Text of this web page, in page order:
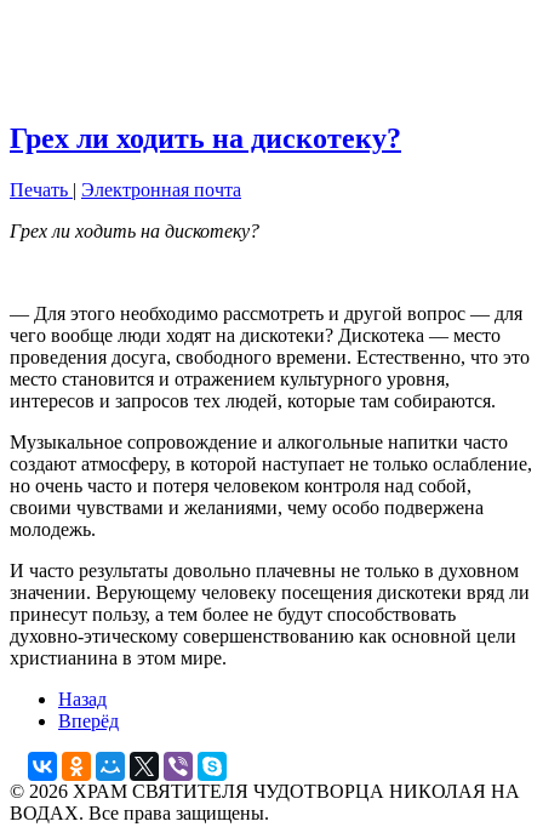
Грех ли ходить на дискотеку?
Печать | Электронная почта
Грех ли ходить на дискотеку?
— Для этого необходимо рассмотреть и другой вопрос — для
чего вообще люди ходят на дискотеки? Дискотека — место
проведения досуга, свободного времени. Естественно, что это
место становится и отражением культурного уровня,
интересов и запросов тех людей, которые там собираются.
Музыкальное сопровождение и алкогольные напитки часто
создают атмосферу, в которой наступает не только ослабление,
но очень часто и потеря человеком контроля над собой,
своими чувствами и желаниями, чему особо подвержена
молодежь.
И часто результаты довольно плачевны не только в духовном
значении. Верующему человеку посещения дискотеки вряд ли
принесут пользу, а тем более не будут способствовать
духовно-этическому совершенствованию как основной цели
христианина в этом мире.
Назад
Вперёд
© 2026 ХРАМ СВЯТИТЕЛЯ ЧУДОТВОРЦА НИКОЛАЯ НА
ВОДАХ. Все права защищены.